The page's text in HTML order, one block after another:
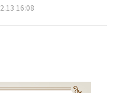
16:08